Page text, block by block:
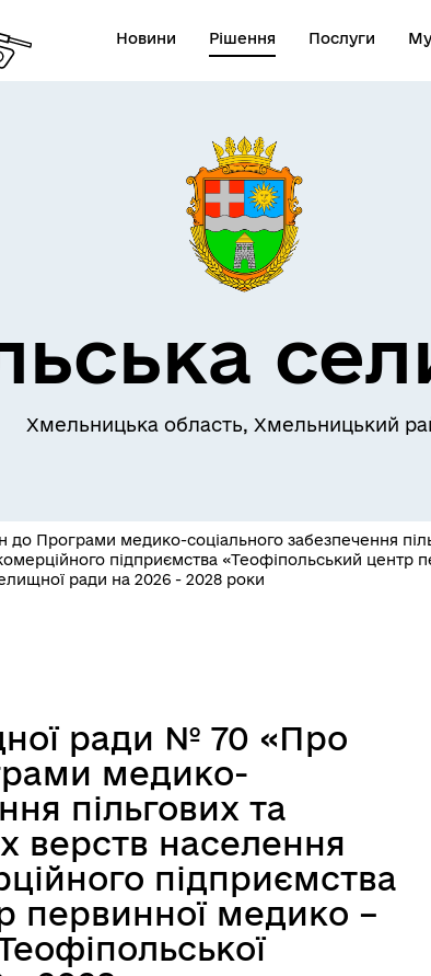
Новини Рішення Послуги
Хмельницька область, Хмельницький
до Програми медико-соціального забезпечення
підприємства «Теофіпольський центр
ради на 2026 - 2028 роки
ради № 70 «Про
медико-
пільгових та
верств населення
підприємства
первинної медико –